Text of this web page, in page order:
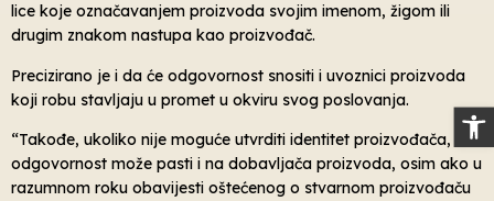
lice koje označavanjem proizvoda svojim imenom, žigom ili
drugim znakom nastupa kao proizvođač.
Precizirano je i da će odgovornost snositi i uvoznici proizvoda
koji robu stavljaju u promet u okviru svog poslovanja.
“Takođe, ukoliko nije moguće utvrditi identitet proizvođača,
odgovornost može pasti i na dobavljača proizvoda, osim ako u
razumnom roku obavijesti oštećenog o stvarnom proizvođaču